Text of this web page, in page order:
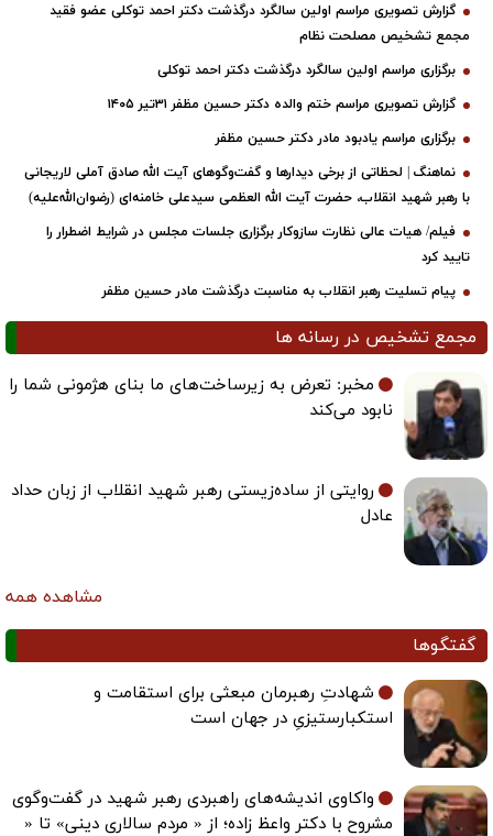
گزارش تصویری مراسم اولین سالگرد درگذشت دکتر احمد توکلی عضو فقید
مجمع تشخیص مصلحت نظام
برگزاری مراسم اولین سالگرد درگذشت دکتر احمد توکلی
گزارش تصویری مراسم ختم والده دکتر حسین مظفر ۳۱تیر ۱۴۰۵
برگزاری مراسم یادبود مادر دکتر حسین مظفر
نماهنگ | لحظاتی از برخی دیدارها و گفت‌وگوهای آیت ‌الله صادق آملی لاریجانی
با رهبر شهید انقلاب، حضرت آیت‌ الله العظمی سیدعلی خامنه‌ای (رضوان‌الله‌علیه)
فیلم/ هیات عالی نظارت سازوکار برگزاری جلسات مجلس در شرایط اضطرار را
تایید کرد
پیام تسلیت رهبر انقلاب به مناسبت درگذشت مادر حسین مظفر
مجمع تشخیص در رسانه ها
مخبر: تعرض به زیرساخت‌های ما بنای هژمونی شما را
نابود می‌کند
روایتی از ساده‌زیستی رهبر شهید انقلاب از زبان حداد
عادل
مشاهده همه
گفتگوها
شهادتِ رهبرمان مبعثی برای استقامت و
استکبارستیزیِ در جهان است
واکاوی اندیشه‌های راهبردی رهبر شهید در گفت‌وگوی
مشروح با دکتر واعظ زاده؛ از « مردم سالاری دینی» تا «